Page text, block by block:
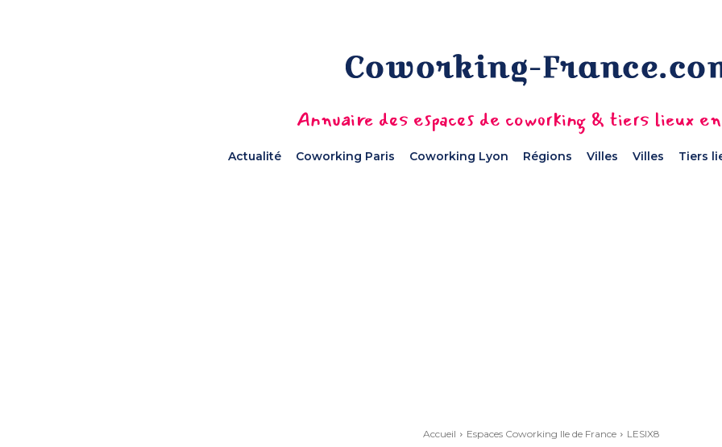
Annuaire des espaces de coworking & tiers lieux
Actualité Coworking Paris Coworking Lyon Régions Villes Villes Tiers
Accueil Espaces Coworking Ile de France LESIX8